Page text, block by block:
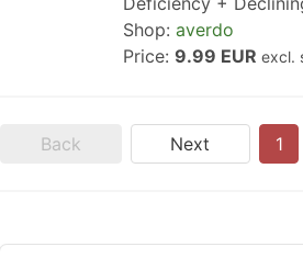
Shop: averdo
Price: 9.99 EUR excl.
Back Next 1